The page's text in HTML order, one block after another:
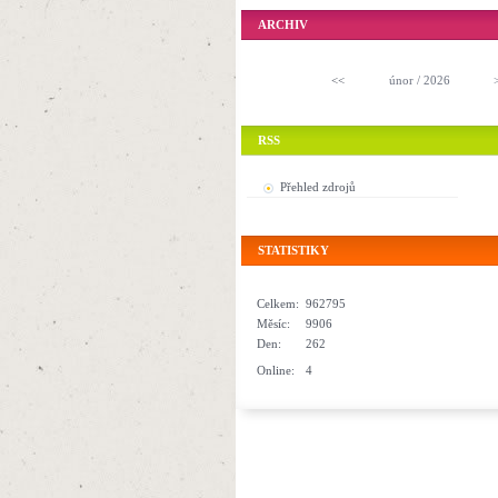
ARCHIV
<< únor / 2026
RSS
Přehled zdrojů
STATISTIKY
Online: 4
Celkem: 962795
Měsíc:
9906
Den:
262